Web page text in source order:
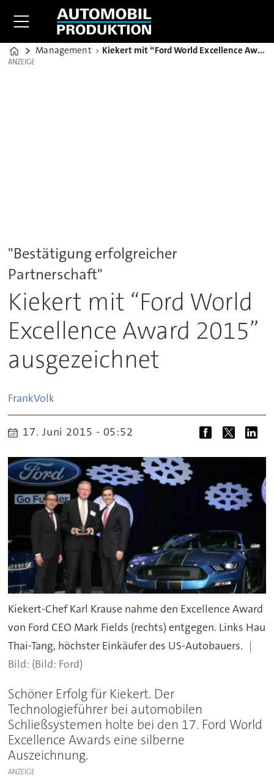
Home
Management Kiekert mit “Ford World Excellence Award 2015” ausgezeichnet
ANZEIGE
ANZEIGE
"Bestätigung erfolgreicher
Partnerschaft"
Kiekert mit “Ford World
Excellence Award 2015”
ausgezeichnet
FrankVolk
17. Juni 2015 - 05:52
Kiekert-Chef Karl Krause nahme den Excellence Award
von Ford CEO Mark Fields (rechts) entgegen. Links Hau
Thai-Tang, höchster Einkäufer des US-Autobauers.
(Bild: Ford)
Schöner Erfolg für Kiekert. Der
Technologieführer bei automobilen
Schließsystemen holte bei den 17. Ford World
Excellence Awards eine silberne
Auszeichnung.
ANZEIGE